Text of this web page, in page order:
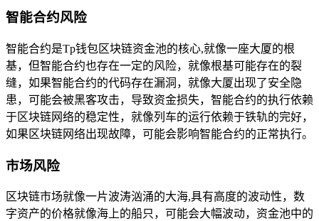
智能合约风险
智能合约是Tp钱包区块链资金池的核心,就像一座大厦的根
基，但智能合约也存在一定的风险，就像根基可能存在的裂
缝，如果智能合约的代码存在漏洞，就像大厦出现了安全隐
患，可能会被黑客攻击，导致资金损失，智能合约的执行依赖
于区块链网络的稳定性，就像列车的运行依赖于铁轨的完好，
如果区块链网络出现故障，可能会影响智能合约的正常执行。
市场风险
区块链市场就像一片波涛汹涌的大海,具有高度的波动性，数
字资产的价格就像海上的船只，可能会大幅波动，资金池中的